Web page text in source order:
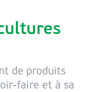
de produits
faire et à sa